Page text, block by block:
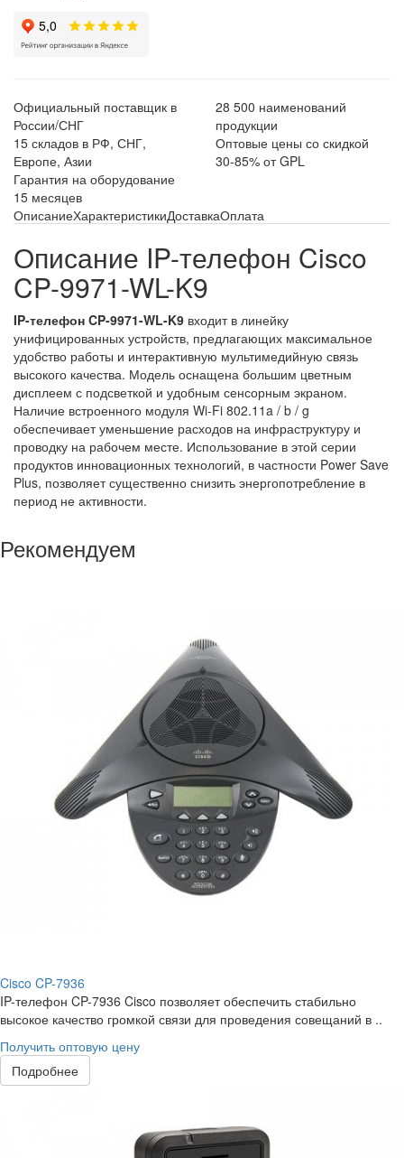
Официальный поставщик в
России/СНГ
28 500 наименований
продукции
15 складов в РФ, СНГ,
Европе, Азии
Оптовые цены со скидкой
30-85% от GPL
Гарантия на оборудование
15 месяцев
ОписаниеХарактеристикиДоставкаОплата
Описание IP-телефон Cisco
CP-9971-WL-K9
IP-телефон CP-9971-WL-K9 входит в линейку
унифицированных устройств, предлагающих максимальное
удобство работы и интерактивную мультимедийную связь
высокого качества. Модель оснащена большим цветным
дисплеем с подсветкой и удобным сенсорным экраном.
Наличие встроенного модуля Wi-Fi 802.11a / b / g
обеспечивает уменьшение расходов на инфраструктуру и
проводку на рабочем месте. Использование в этой серии
продуктов инновационных технологий, в частности Power Save
Plus, позволяет существенно снизить энергопотребление в
период не активности.
Рекомендуем
Cisco CP-7936
IP-телефон CP-7936 Cisco позволяет обеспечить стабильно
высокое качество громкой связи для проведения совещаний в ..
Получить оптовую цену
Подробнее